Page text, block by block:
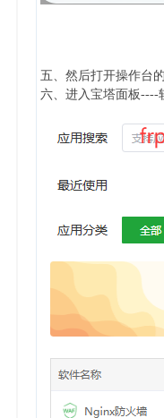
五、然后打开操作台
六、进入宝塔面板----